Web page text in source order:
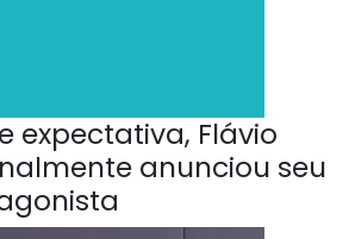
expectativa, Flávio
anunciou seu